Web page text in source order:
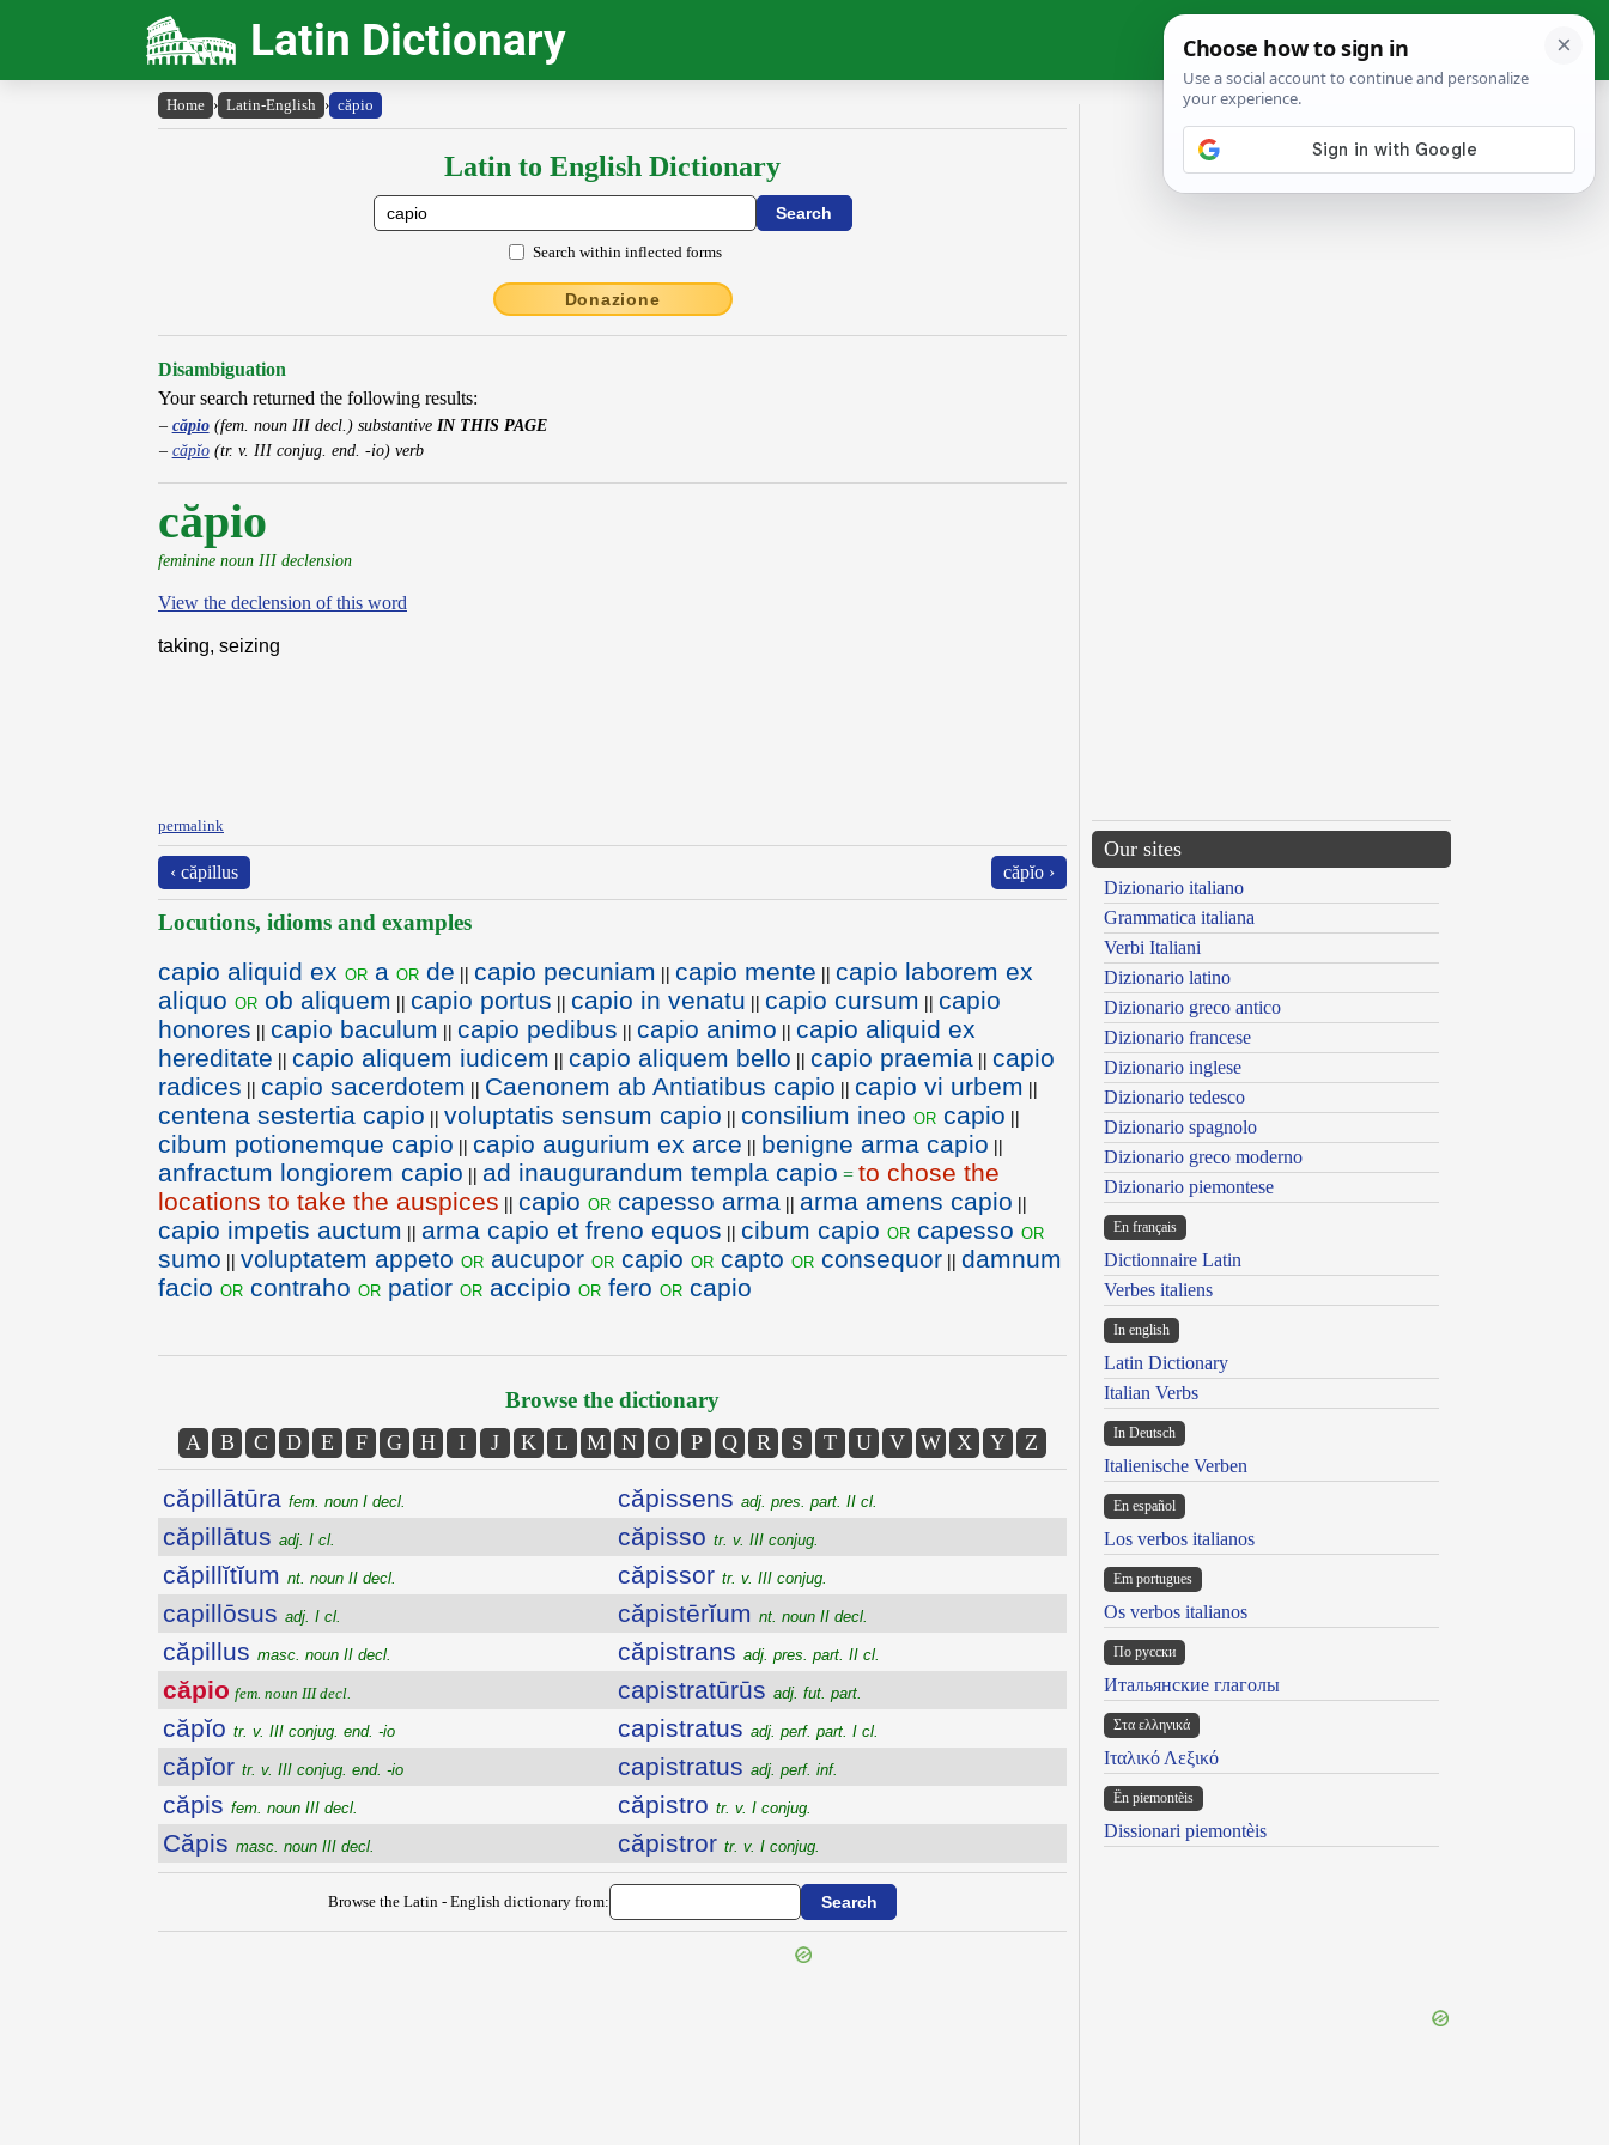
Latin Dictionary
Home › Latin-English › căpio
Latin to English Dictionary
Search within inflected forms
Donazione
Disambiguation
Your search returned the following results:
căpio(fem. noun III decl.) substantive IN THIS PAGE
căpĭo(tr. v. III conjug. end. -io) verb
căpio
feminine noun III declension
View the declension of this word
taking, seizing
permalink
‹ căpillus căpĭo ›
Locutions, idioms and examples
capio aliquid ex or a or de || capio pecuniam || capio mente || capio laborem ex
aliquo or ob aliquem || capio portus || capio in venatu || capio cursum || capio
honores || capio baculum || capio pedibus || capio animo || capio aliquid ex
hereditate || capio aliquem iudicem || capio aliquem bello || capio praemia || capio
radices || capio sacerdotem || Caenonem ab Antiatibus capio || capio vi urbem ||
centena sestertia capio || voluptatis sensum capio || consilium ineo or capio ||
cibum potionemque capio || capio augurium ex arce || benigne arma capio ||
anfractum longiorem capio || ad inaugurandum templa capio = to chose the
locations to take the auspices || capio or capesso arma || arma amens capio ||
capio impetis auctum || arma capio et freno equos || cibum capio or capesso or
sumo || voluptatem appeto or aucupor or capio or capto or consequor || damnum
facio or contraho or patior or accipio or fero or capio
Browse the dictionary
A B C D E F G H I J K L M N O P Q R S T U V W X Y Z
căpillātūra fem. noun I decl.
căpillātus adj. I cl.
căpillĭtĭum nt. noun II decl.
capillōsus adj. I cl.
căpillus masc. noun II decl.
căpio fem. noun III decl.
căpĭo tr. v. III conjug. end. -io
căpĭor tr. v. III conjug. end. -io
căpis fem. noun III decl.
Căpis masc. noun III decl.
căpissens adj. pres. part. II cl.
căpisso tr. v. III conjug.
căpissor tr. v. III conjug.
căpistērĭum nt. noun II decl.
căpistrans adj. pres. part. II cl.
capistratūrūs adj. fut. part.
capistratus adj. perf. part. I cl.
capistratus adj. perf. inf.
căpistro tr. v. I conjug.
căpistror tr. v. I conjug.
Browse the Latin - English dictionary from:
Our sites
Dizionario italiano
Grammatica italiana
Verbi Italiani
Dizionario latino
Dizionario greco antico
Dizionario francese
Dizionario inglese
Dizionario tedesco
Dizionario spagnolo
Dizionario greco moderno
Dizionario piemontese
En français
Dictionnaire Latin
Verbes italiens
In english
Latin Dictionary
Italian Verbs
In Deutsch
Italienische Verben
En español
Los verbos italianos
Em portugues
Os verbos italianos
По русски
Итальянские глаголы
Στα ελληνικά
Ιταλικό Λεξικό
Ën piemontèis
Dissionari piemontèis